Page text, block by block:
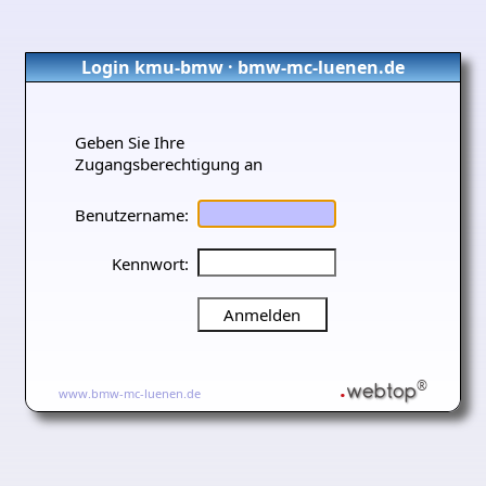
Login kmu-bmw · bmw-mc-luenen.de
Geben Sie Ihre
Zugangsberechtigung an
Benutzername:
Kennwort:
www.bmw-mc-luenen.de .webtop®